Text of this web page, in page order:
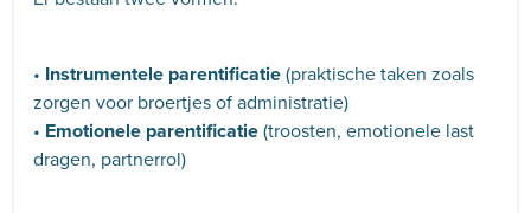
• Instrumentele parentificatie(praktische taken zoals
zorgen voor broertjes of administratie)
• Emotionele parentificatie(troosten, emotionele last
dragen, partnerrol)